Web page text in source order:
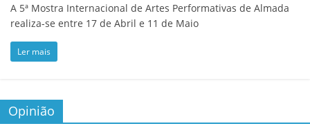
A 5ª Mostra Internacional de Artes Performativas de Almada
realiza-se entre 17 de Abril e 11 de Maio
Ler mais
Opinião